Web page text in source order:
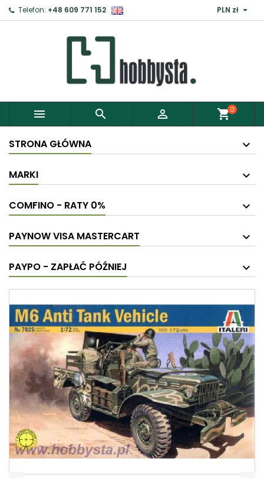
Telefon: +48 609 771 152 PLN zł 
   shopping_cart0
STRONA GŁÓWNA
MARKI
COMFINO - RATY 0%
PAYNOW VISA MASTERCART
PAYPO - ZAPŁAĆ PÓŹNIEJ